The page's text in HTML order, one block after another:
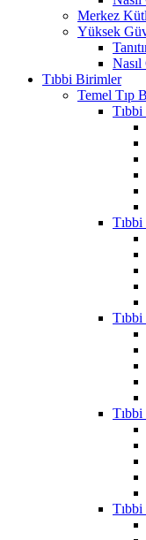
Merkez
Yüksek
Tıbbi Birimler
Temel Tıp